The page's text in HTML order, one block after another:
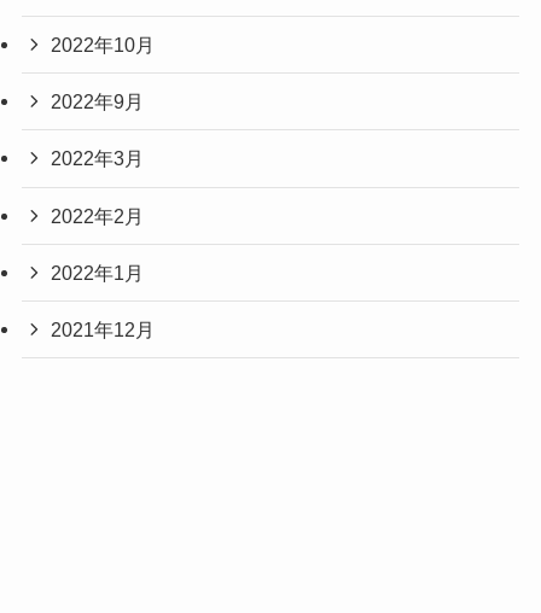
2022年10月
2022年9月
2022年3月
2022年2月
2022年1月
2021年12月